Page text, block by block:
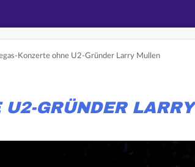
Konzerte ohne U2-Gründer Larry Mullen
GRÜNDER LARRY